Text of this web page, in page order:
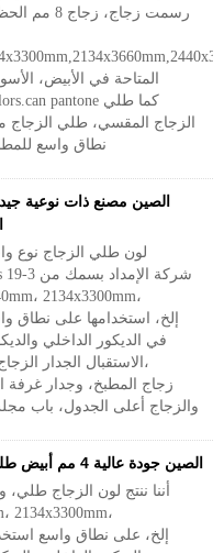
رسمت زجاج،
المتاحة في الأبيض،
الزجاج المقسي، طلي الزجاج
نطاق واسع
لون طلي الزجاج نوع
في الديكور الداخلي
الاستقبال الجدار
والزجاج أعلى الجدول، باب
الصين جودة عالية 4 مم أبيض طلي الزجاج الموردون